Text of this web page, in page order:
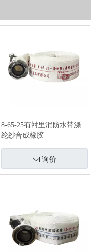
8-65-25有衬里消防水带涤
纶纱合成橡胶
询价